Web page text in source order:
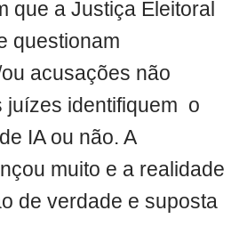
que a Justiça Eleitoral
questionam
acusações não
juízes identifiquem o
IA ou não. A
muito e a realidade
de verdade e suposta